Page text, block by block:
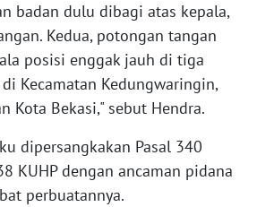
badan dulu dibagi atas kepala,
Kedua, potongan tangan
posisi enggak jauh di tiga
Kecamatan Kedungwaringin,
Kota Bekasi," sebut Hendra.
dipersangkakan Pasal 340
KUHP dengan ancaman pidana
perbuatannya.